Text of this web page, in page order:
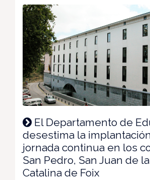
El Departamento de
desestima la
jornada continua en los
San Pedro, San Juan de
Catalina de Foix